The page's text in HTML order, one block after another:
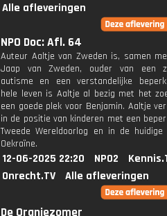
Alle afleveringen
NPO Doc: Afl. 64
Auteur Aaltje van Zweden is, samen
Jaap van Zweden, ouder van een
autisme en een verstandelijke
hele leven is Aaltje al bezig met het
een goede plek voor Benjamin. Aaltje
in de positie van kinderen met een
Tweede Wereldoorlog en in de
Oekraïne.
12-06-2025 22:20 NPO2
Onrecht.TV
Alle afleveringen
De Oranjezomer